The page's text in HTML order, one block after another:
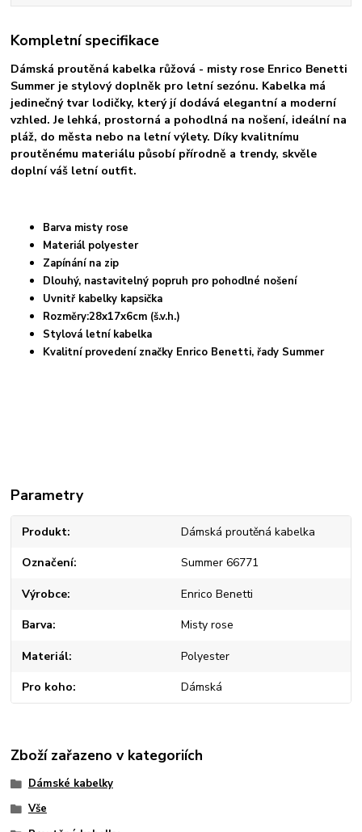
Kompletní specifikace
Dámská proutěná kabelka růžová - misty rose Enrico Benetti
Summer je stylový doplněk pro letní sezónu. Kabelka má
jedinečný tvar lodičky, který jí dodává elegantní a moderní
vzhled. Je lehká, prostorná a pohodlná na nošení, ideální na
pláž, do města nebo na letní výlety. Díky kvalitnímu
proutěnému materiálu působí přírodně a trendy, skvěle
doplní váš letní outfit.
Barva misty rose
Materiál polyester
Zapínání na zip
Dlouhý, nastavitelný popruh pro pohodlné nošení
Uvnitř kabelky kapsička
Rozměry:28x17x6cm (š.v.h.)
Stylová letní kabelka
Kvalitní provedení značky Enrico Benetti, řady Summer
Parametry
Produkt Dámská proutěná kabelka
Označení Summer 66771
Výrobce Enrico Benetti
Barva Misty rose
Materiál Polyester
Pro koho Dámská
Zboží zařazeno v kategoriích
Dámské kabelky
Vše